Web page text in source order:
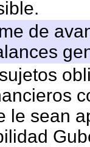
de
le sean